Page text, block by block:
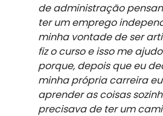
de administração
ter um emprego
minha vontade de ser
fiz o curso e isso me
porque, depois que eu
minha própria carreira
aprender as coisas
precisava de ter um